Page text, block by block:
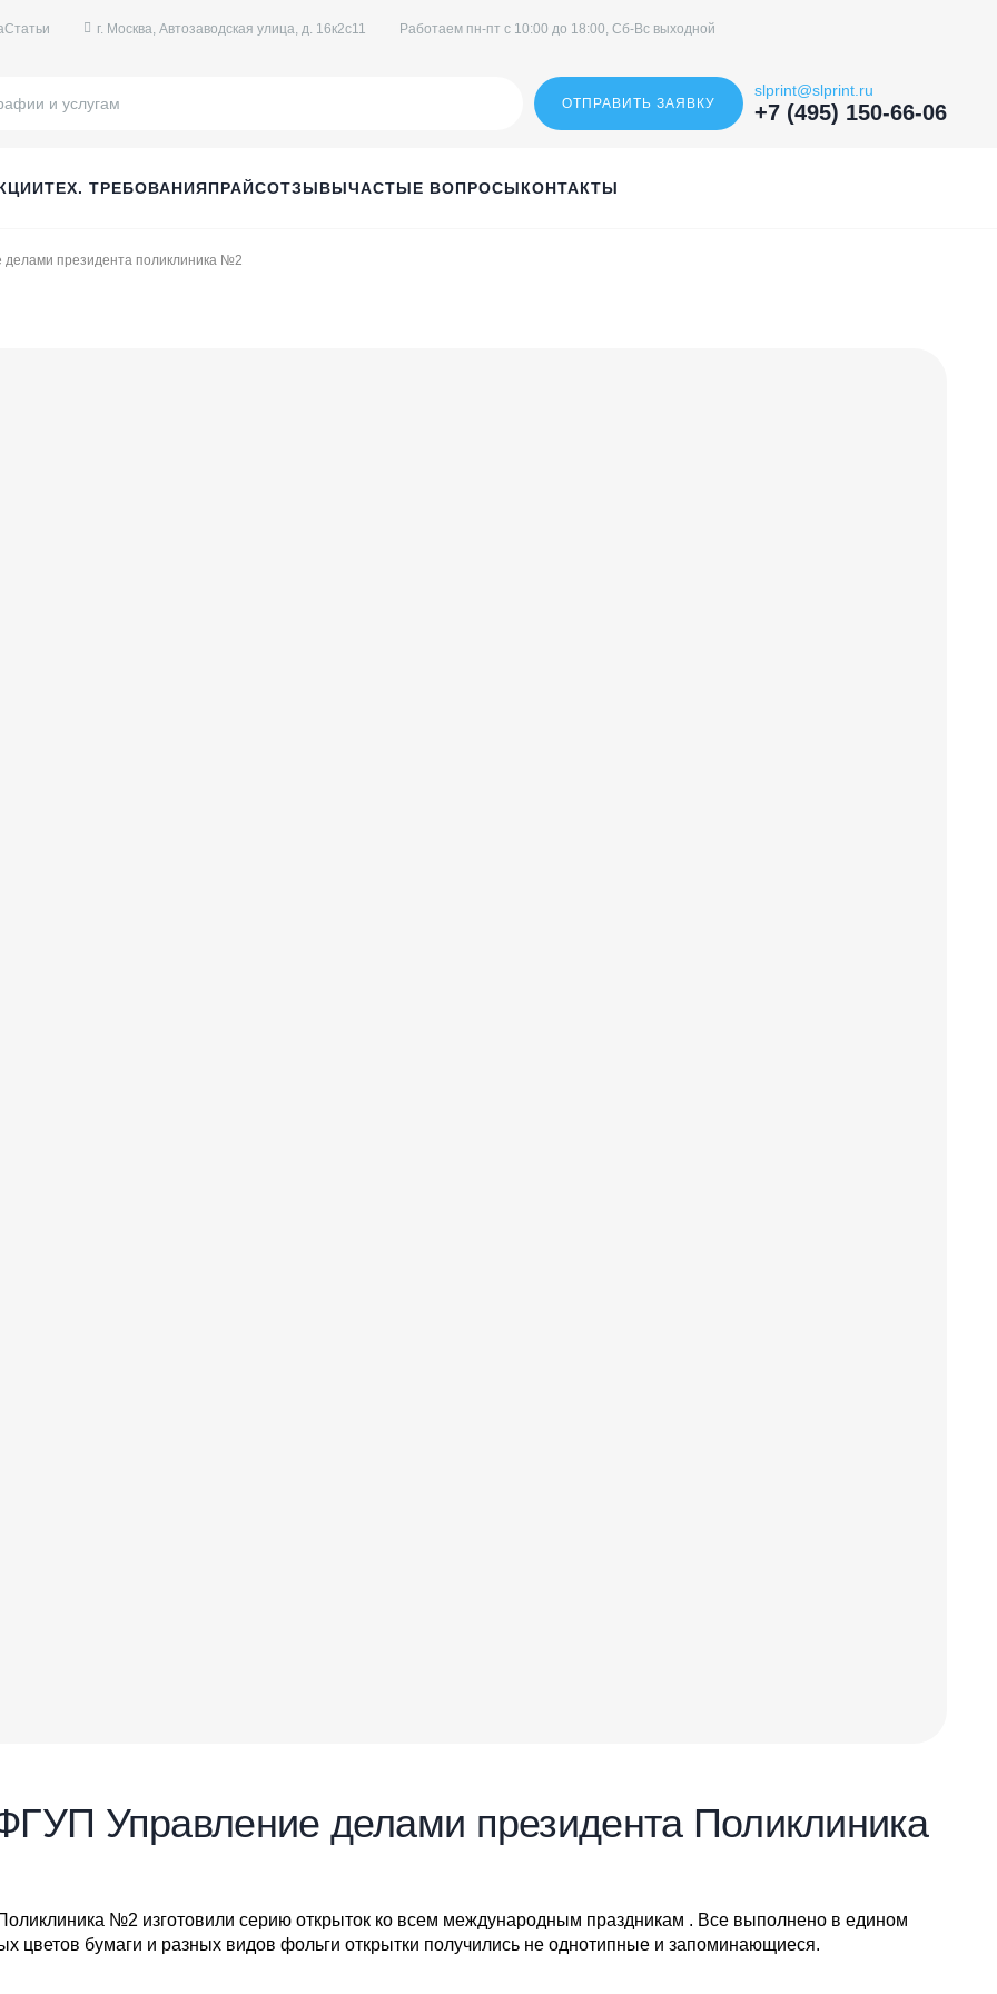
Статьи г. Москва, Автозаводская улица, д. 16к2с11 Работаем пн-пт с 10:00 до 18:00, Сб-Вс выходной
ОТПРАВИТЬ ЗАЯВКУ
slprint@slprint.ru
+7 (495) 150-66-06
ТЕХ. ТРЕБОВАНИЯПРАЙСОТЗЫВЫЧАСТЫЕ ВОПРОСЫКОНТАКТЫ
делами президента поликлиника №2
Управление делами президента Поликлиника
№2 изготовили серию открыток ко всем международным праздникам . Все выполнено в едином
цветов бумаги и разных видов фольги открытки получились не однотипные и запоминающиеся.